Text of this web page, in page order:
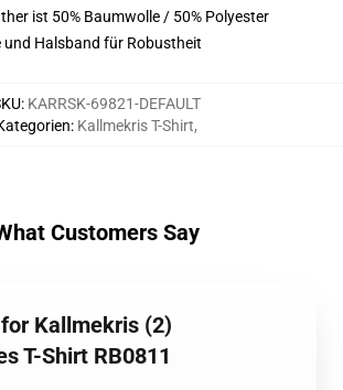
ist 50% Baumwolle / 50% Polyester
und Halsband für Robustheit
: KARRSK-69821-DEFAULT
: Kallmekris T-Shirt,
Customers Say
Kallmekris (2)
T-Shirt RB0811